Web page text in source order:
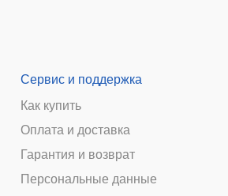
Сервис и поддержка
Как купить
Оплата и доставка
Гарантия и возврат
Персональные данные